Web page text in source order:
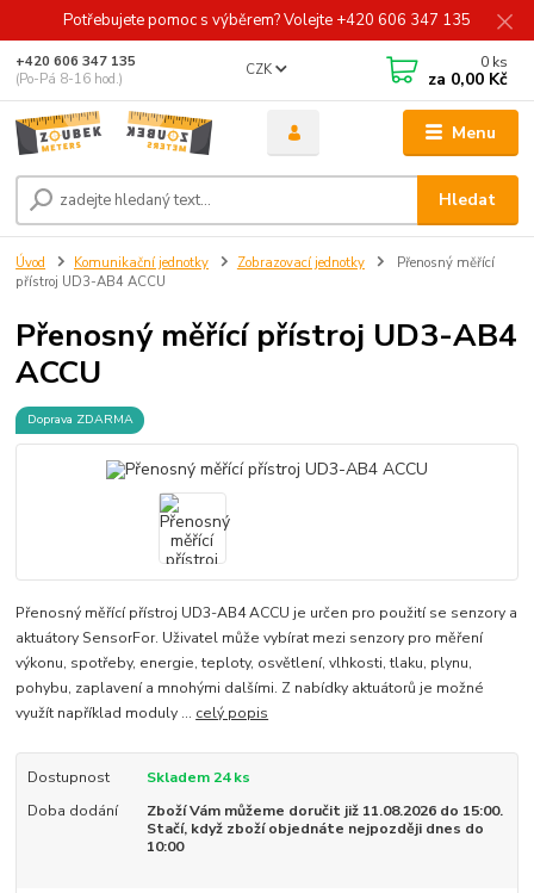
Potřebujete pomoc s výběrem? Volejte +420 606 347 135
Menu
CZK
Hledat
+420 606 347 135
(Po-Pá 8-16 hod.)
0 ks
za 0,00 Kč
Úvod Komunikační jednotky Zobrazovací jednotky
Přenosný měřící
přístroj UD3-AB4 ACCU
Přenosný měřící přístroj UD3-AB4
ACCU
Doprava ZDARMA
Přenosný měřící přístroj UD3-AB4 ACCU je určen pro použití se senzory a
aktuátory SensorFor. Uživatel může vybírat mezi senzory pro měření
výkonu, spotřeby, energie, teploty, osvětlení, vlhkosti, tlaku, plynu,
pohybu, zaplavení a mnohými dalšími. Z nabídky aktuátorů je možné
využít například moduly ... celý popis
Dostupnost
Skladem 24 ks
Doba dodání
Zboží Vám můžeme doručit již 11.08.2026 do 15:00.
Stačí, když zboží objednáte nejpozději dnes do
10:00